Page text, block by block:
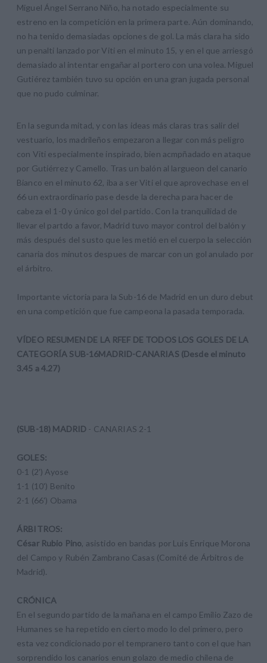
Miguel Ángel Serrano Niño, ha notado especialmente su
estreno en la competición en la primera parte. Aún dominando,
no ha tenido demasiadas opciones de gol. La más clara ha sido
un penalti lanzado por Viti en el minuto 15, y en el que arriesgó
demasiado al intentar engañar al portero con una volea. Miguel
Gutiérez también tuvo su opción en una gran jugada personal
que no pudo culminar.
En la segunda mitad, y con las ideas más claras tras salir del
vestuario, los madrileños empezaron a llegar con más peligro
con Viti especialmente inspirado, bien acmpñadado en ataque
por Gutiérrez y Camello. Tras un balón al largueon del canario
Bianco en el minuto 62, iba a ser Viti el que aprovechase en el
66 un extraordinario pase desde la derecha para hacer de
cabeza el 1-0 y único gol del partido. Con la tranquilidad de
llevar el partdo a favor, Madrid tuvo mayor control del balón y
más después del susto que les metió en el cuerpo la selección
canaria dos minutos despues de marcar con un gol anulado por
el árbitro.
Importante victoria para la Sub-16 de Madrid en un duro debut
en una competición que fue campeona la pasada temporada.
VÍDEO RESUMEN DE LA RFEF DE TODOS LOS GOLES DE LA
CATEGORÍA SUB-16MADRID-CANARIAS (Desde el minuto
3.45 a 4.27)
(SUB-18) MADRID - CANARIAS 2-1
GOLES:
0-1 (2') Ayose
1-1 (10') Benito
2-1 (66') Obama
ÁRBITROS:
César Rubio Pino, asistido en bandas por Luis Enrique Morona
del Campo y Rubén Zambrano Casas (Comité de Árbitros de
Madrid).
CRÓNICA
En el segundo partido de la mañana en el campo Emilio Zazo de
Humanes se ha repetido en cierto modo lo del primero, pero
esta vez condicionado por el tempranero tanto con el que han
sorprendido los canarios enun golazo de medio chilena de